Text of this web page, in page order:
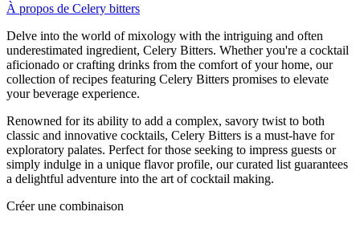
À propos de Celery bitters
Delve into the world of mixology with the intriguing and often
underestimated ingredient, Celery Bitters. Whether you're a cocktail
aficionado or crafting drinks from the comfort of your home, our
collection of recipes featuring Celery Bitters promises to elevate
your beverage experience.
Renowned for its ability to add a complex, savory twist to both
classic and innovative cocktails, Celery Bitters is a must-have for
exploratory palates. Perfect for those seeking to impress guests or
simply indulge in a unique flavor profile, our curated list guarantees
a delightful adventure into the art of cocktail making.
Créer une combinaison